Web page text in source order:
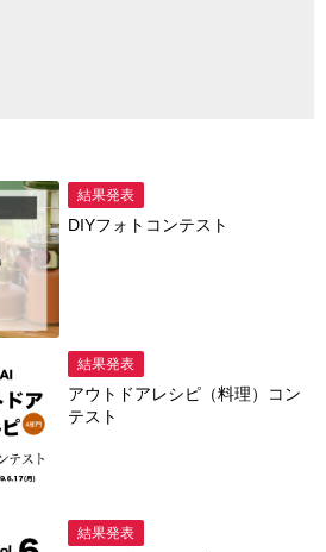
結果発表
DIYフォトコンテスト
結果発表
アウトドアレシピ（料理）コン
テスト
結果発表